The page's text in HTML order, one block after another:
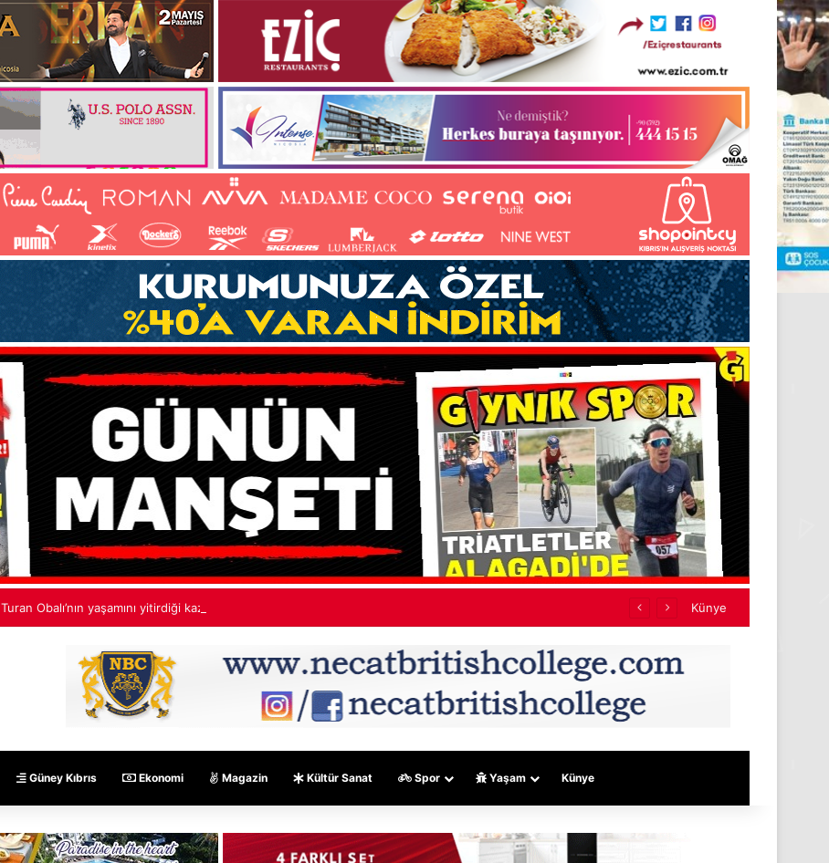
Turan Obalı’nın yaşamını yitirdiği kazada polise yalan beyan veren biri 17 yaşında 3 kişi mahkemeye çıkarıldı Künye
Güney Kıbrıs Ekonomi Magazin Kültür Sanat Spor Yaşam Künye